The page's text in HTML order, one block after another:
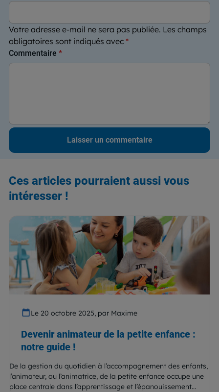
Votre adresse e-mail ne sera pas publiée. Les champs
obligatoires sont indiqués avec *
Commentaire *
Ces articles pourraient aussi vous
intéresser !
Le 20 octobre 2025, par Maxime
Devenir animateur de la petite enfance :
notre guide !
De la gestion du quotidien à l’accompagnement des enfants,
l’animateur, ou l’animatrice, de la petite enfance occupe une
place centrale dans l’apprentissage et l’épanouissement...